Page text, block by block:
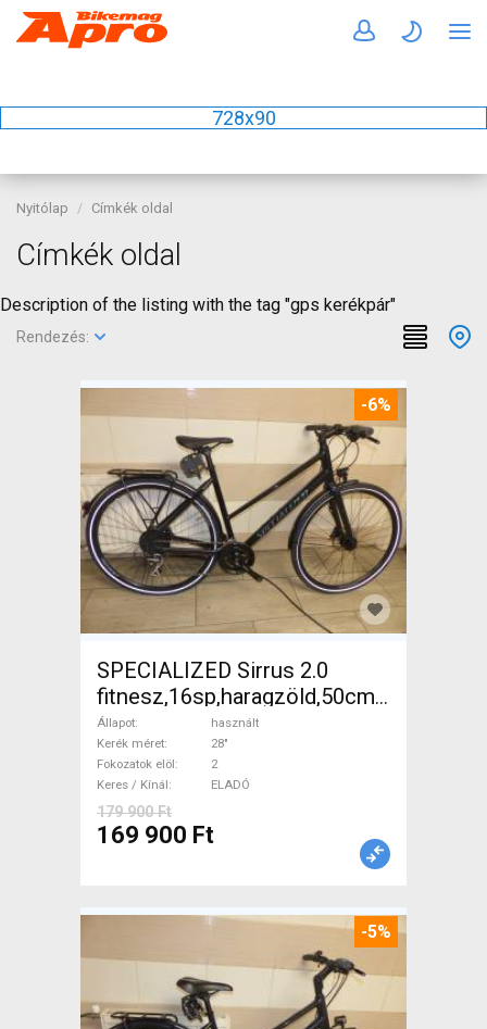
728x90
Nyitólap Címkék oldal
Címkék oldal
Description of the listing with the tag "gps kerékpár"
Rendezés:
-6%
SPECIALIZED Sirrus 2.0
fitnesz,16sp,haragzöld,50cm,újszerű
Trekking/cross tárcsafék
használt ELADÓ
Állapot
használt
Kerék méret
28"
Fokozatok elöl
2
Keres / Kínál
ELADÓ
179 900 Ft
169 900 Ft
-5%